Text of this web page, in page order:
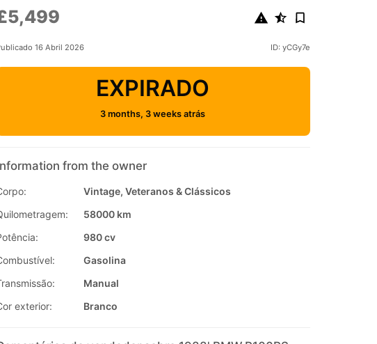
16 Abril 2026 ID: yCGy7e
EXPIRADO
3 months, 3 weeks atrás
from the owner
Vintage, Veteranos & Clássicos
58000 km
980 cv
Gasolina
Manual
exterior:
Branco